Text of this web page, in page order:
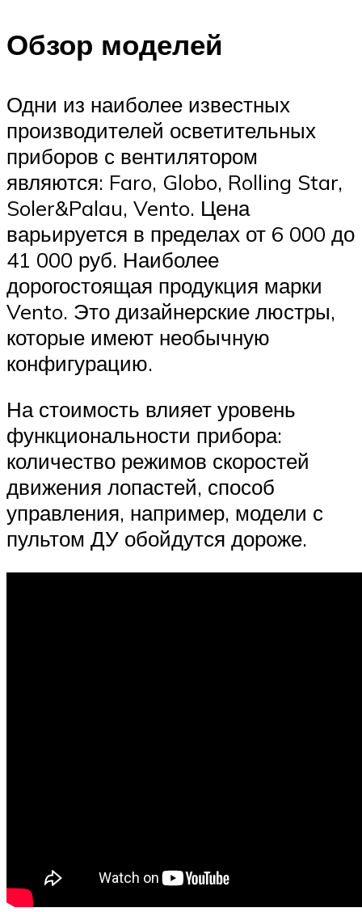
Обзор моделей
Одни из наиболее известных
производителей осветительных
приборов с вентилятором
являются: Faro, Globo, Rolling Star,
Soler&Palau, Vento. Цена
варьируется в пределах от 6 000 до
41 000 руб. Наиболее
дорогостоящая продукция марки
Vento. Это дизайнерские люстры,
которые имеют необычную
конфигурацию.
На стоимость влияет уровень
функциональности прибора:
количество режимов скоростей
движения лопастей, способ
управления, например, модели с
пультом ДУ обойдутся дороже.